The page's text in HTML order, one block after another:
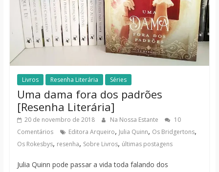
Livros Resenha Literária Séries
Uma dama fora dos padrões
[Resenha Literária]
20 de novembro de 2018 Na Nossa Estante
10
Comentários
Editora Arqueiro, Julia Quinn, Os Bridgertons,
Os Rokesbys, resenha, Sobre Livros, últimas postagens
Julia Quinn pode passar a vida toda falando dos